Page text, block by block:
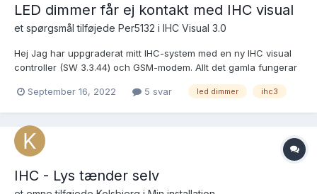
LED dimmer får ej kontakt med IHC visual
et spørgsmål tilføjede Per5132 i IHC Visual 3.0
Hej Jag har uppgraderat mitt IHC-system med en ny IHC visual
controller (SW 3.3.44) och GSM-modem. Allt det gamla fungerar
LED Dimmer 2 kanals M36. Fick problem direkt när IHC visual
September 16, 2022 5 svar led dimmer ihc3
IHC - Lys tænder selv